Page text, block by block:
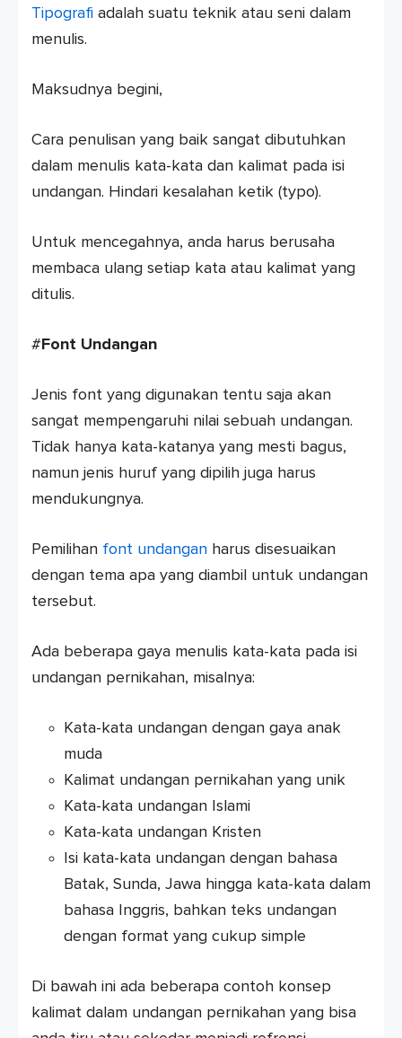
Tipografi adalah suatu teknik atau seni dalam
menulis.
Maksudnya begini,
Cara penulisan yang baik sangat dibutuhkan
dalam menulis kata-kata dan kalimat pada isi
undangan. Hindari kesalahan ketik (typo).
Untuk mencegahnya, anda harus berusaha
membaca ulang setiap kata atau kalimat yang
ditulis.
#Font Undangan
Jenis font yang digunakan tentu saja akan
sangat mempengaruhi nilai sebuah undangan.
Tidak hanya kata-katanya yang mesti bagus,
namun jenis huruf yang dipilih juga harus
mendukungnya.
Pemilihan font undangan harus disesuaikan
dengan tema apa yang diambil untuk undangan
tersebut.
Ada beberapa gaya menulis kata-kata pada isi
undangan pernikahan, misalnya:
Kata-kata undangan dengan gaya anak
muda
Kalimat undangan pernikahan yang unik
Kata-kata undangan Islami
Kata-kata undangan Kristen
Isi kata-kata undangan dengan bahasa
Batak, Sunda, Jawa hingga kata-kata dalam
bahasa Inggris, bahkan teks undangan
dengan format yang cukup simple
Di bawah ini ada beberapa contoh konsep
kalimat dalam undangan pernikahan yang bisa